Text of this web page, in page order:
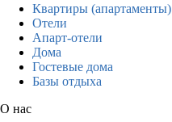
Квартиры (апартаменты)
Отели
Апарт-отели
Дома
Гостевые дома
Базы отдыха
О нас